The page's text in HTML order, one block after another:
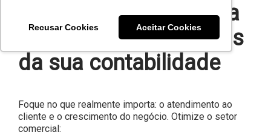
Recusar Cookies Aceitar Cookies
Soluções práticas para
os desafios comerciais
da sua contabilidade
Foque no que realmente importa: o atendimento ao
cliente e o crescimento do negócio. Otimize o setor
comercial: